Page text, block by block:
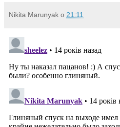
Nikita Marunyak о 21:11